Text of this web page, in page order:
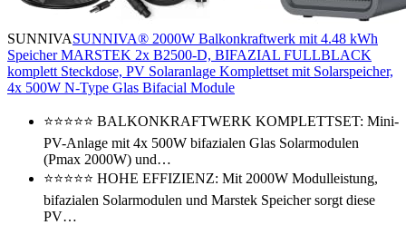
SUNNIVASUNNIVA® 2000W Balkonkraftwerk mit 4.48 kWh
Speicher MARSTEK 2x B2500-D, BIFAZIAL FULLBLACK
komplett Steckdose, PV Solaranlage Komplettset mit Solarspeicher,
4x 500W N-Type Glas Bifacial Module
⭐⭐⭐⭐⭐ BALKONKRAFTWERK KOMPLETTSET: Mini-
PV-Anlage mit 4x 500W bifazialen Glas Solarmodulen
(Pmax 2000W) und…
⭐⭐⭐⭐⭐ HOHE EFFIZIENZ: Mit 2000W Modulleistung,
bifazialen Solarmodulen und Marstek Speicher sorgt diese
PV…